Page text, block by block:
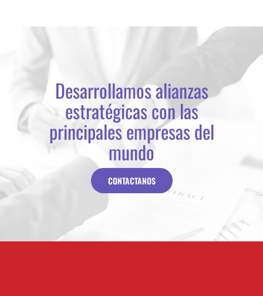
Desarrollamos alianzas
estratégicas con las
principales empresas del
mundo
CONTACTANOS